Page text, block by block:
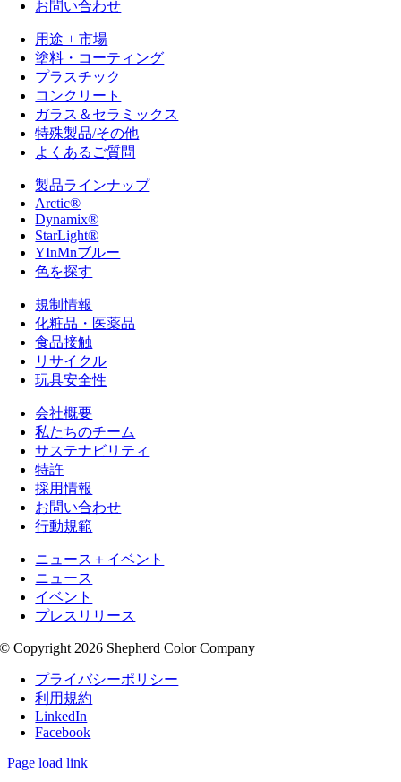
お問い合わせ
用途 + 市場
塗料・コーティング
プラスチック
コンクリート
ガラス＆セラミックス
特殊製品/その他
よくあるご質問
製品ラインナップ
Arctic®
Dynamix®
StarLight®
YInMnブルー
色を探す
規制情報
化粧品・医薬品
食品接触
リサイクル
玩具安全性
会社概要
私たちのチーム
サステナビリティ
特許
採用情報
お問い合わせ
行動規範
ニュース＋イベント
ニュース
イベント
プレスリリース
© Copyright 2026 Shepherd Color Company
プライバシーポリシー
利用規約
LinkedIn
Facebook
Page load link